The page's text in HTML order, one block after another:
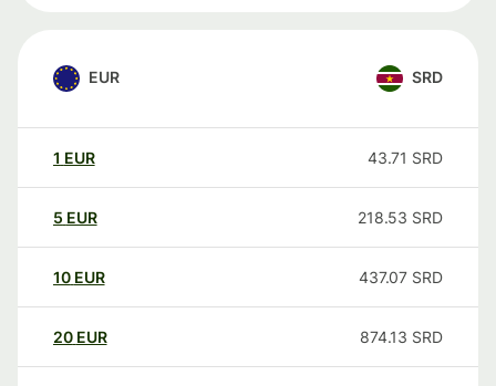
EUR SRD
1 EUR 43.71 SRD
5 EUR 218.53 SRD
10 EUR 437.07 SRD
20 EUR 874.13 SRD